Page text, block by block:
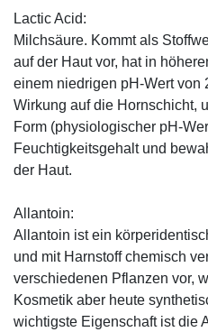
Lactic Acid:
Milchsäure. Kommt als
auf der Haut vor, hat in
einem niedrigen pH-Wert von
Wirkung auf die Hornschicht,
Form (physiologischer pH-
Feuchtigkeitsgehalt und
der Haut.
Allantoin:
Allantoin ist ein
und mit Harnstoff chemisch
verschiedenen Pflanzen vor,
Kosmetik aber heute
wichtigste Eigenschaft ist die